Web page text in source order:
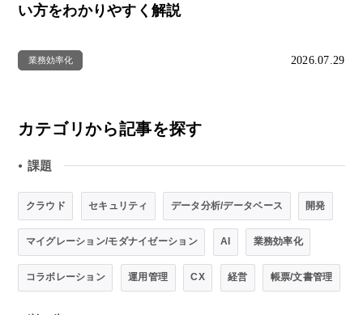
い方をわかりやすく解説
業務効率化 2026.07.29
カテゴリから記事を探す
● 課題
クラウド セキュリティ データ分析/データベース 開発
マイグレーション/モダナイゼーション AI 業務効率化
コラボレーション 運用管理 CX 経営 帳票/文書管理